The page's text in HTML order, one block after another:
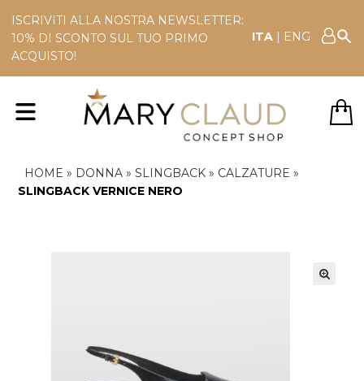
ISCRIVITI ALLA NOSTRA NEWSLETTER:
10% DI SCONTO SUL TUO PRIMO
ACQUISTO!
ITA | ENG
HOME » DONNA» SLINGBACK» CALZATURE »
SLINGBACK VERNICE NERO